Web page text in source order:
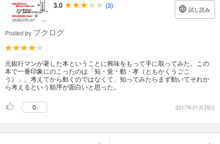
3.0
(3) 試し読み
Posted by ブクログ
元銀行マンが著した本ということに興味をもって手に取ってみた。この
本で一番印象にのこったのは「知・覚・動・孝（ともかくうごこ
う）」。考えてから動くのではなくて、知ってみたらまず動いてそれか
ら考えるという順序が面白いと思った。
0 2017年01月29日